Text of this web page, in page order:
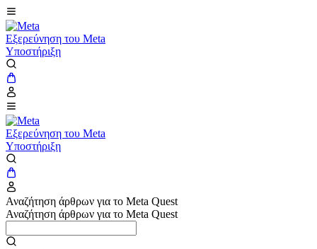
Εξερεύνηση του Meta
Υποστήριξη
Εξερεύνηση του Meta
Υποστήριξη
Αναζήτηση άρθρων για το Meta Quest
Αναζήτηση άρθρων για το Meta Quest